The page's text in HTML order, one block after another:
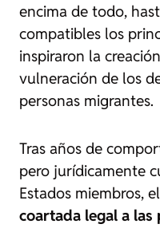
encima de todo,
compatibles los
inspiraron la
vulneración de los
personas migrantes.
Tras años de
pero jurídicamente
Estados miembros,
coartada legal a las